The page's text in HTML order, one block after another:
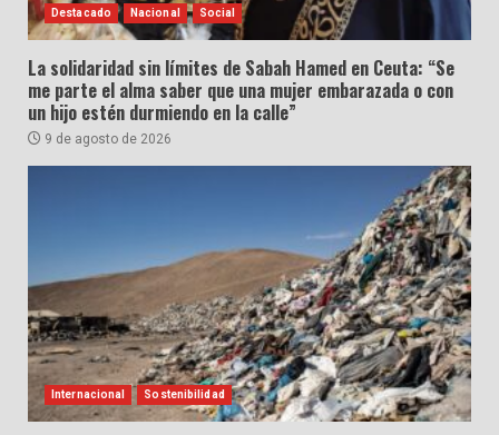
Destacado Nacional Social
La solidaridad sin límites de Sabah Hamed en Ceuta: “Se
me parte el alma saber que una mujer embarazada o con
un hijo estén durmiendo en la calle”
9 de agosto de 2026
Internacional Sostenibilidad